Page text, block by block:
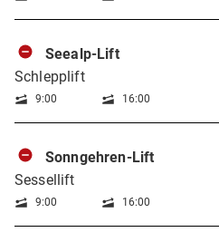
Seealp-Lift
Schlepplift
9:00 16:00
Sonngehren-Lift
Sessellift
9:00 16:00